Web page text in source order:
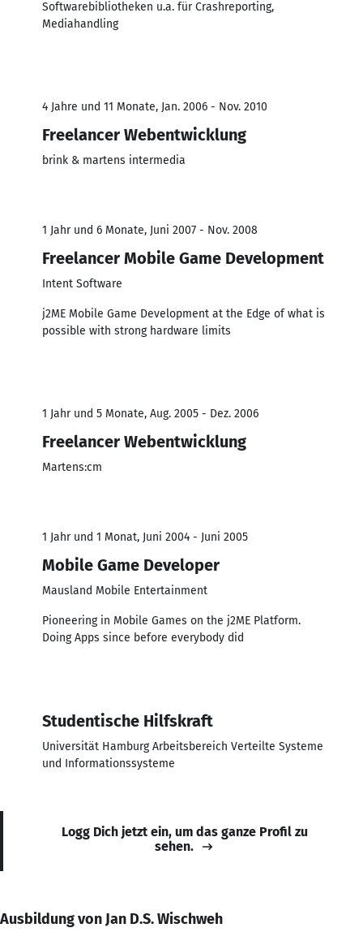
Softwarebibliotheken u.a. für Crashreporting,
Mediahandling
4 Jahre und 11 Monate, Jan. 2006 - Nov. 2010
Freelancer Webentwicklung
brink & martens intermedia
1 Jahr und 6 Monate, Juni 2007 - Nov. 2008
Freelancer Mobile Game Development
Intent Software
j2ME Mobile Game Development at the Edge of what is
possible with strong hardware limits
1 Jahr und 5 Monate, Aug. 2005 - Dez. 2006
Freelancer Webentwicklung
Martens:cm
1 Jahr und 1 Monat, Juni 2004 - Juni 2005
Mobile Game Developer
Mausland Mobile Entertainment
Pioneering in Mobile Games on the j2ME Platform.
Doing Apps since before everybody did
Studentische Hilfskraft
Universität Hamburg Arbeitsbereich Verteilte Systeme
und Informationssysteme
Logg Dich jetzt ein, um das ganze Profil zu
sehen.
Ausbildung von Jan D.S. Wischweh